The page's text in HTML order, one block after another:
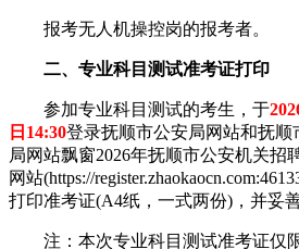
报考无人机操控岗的报考者。
二、专业科目测试准考证打印
参加专业科目测试的考生，于
日14:30登录抚顺市公安局网站和抚
局网站飘窗2026年抚顺市公安机关招
网站(https://
打印准考证(A4纸，一式两份)，并妥善
注：本次专业科目测试准考证仅